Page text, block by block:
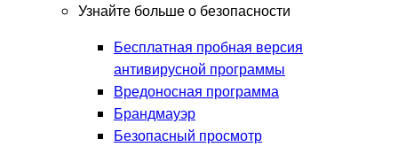
Узнайте больше о безопасности
Бесплатная пробная версия
антивирусной программы
Вредоносная программа
Брандмауэр
Безопасный просмотр